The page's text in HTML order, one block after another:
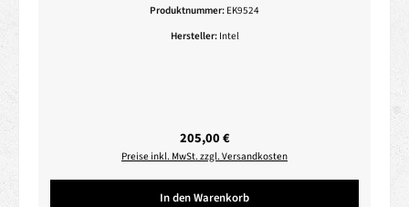
Produktnummer: EK9524
Hersteller: Intel
Regulärer Preis:
205,00 €
Preise inkl. MwSt. zzgl. Versandkosten
In den Warenkorb